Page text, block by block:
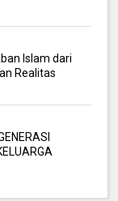
Islam dari
Realitas